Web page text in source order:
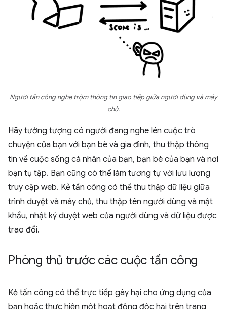
Người tấn công nghe trộm thông tin giao tiếp giữa người dùng và máy
chủ.
Hãy tưởng tượng có người đang nghe lén cuộc trò
chuyện của bạn với bạn bè và gia đình, thu thập thông
tin về cuộc sống cá nhân của bạn, bạn bè của bạn và nơi
bạn tụ tập. Bạn cũng có thể làm tương tự với lưu lượng
truy cập web. Kẻ tấn công có thể thu thập dữ liệu giữa
trình duyệt và máy chủ, thu thập tên người dùng và mật
khẩu, nhật ký duyệt web của người dùng và dữ liệu được
trao đổi.
Phòng thủ trước các cuộc tấn công
Kẻ tấn công có thể trực tiếp gây hại cho ứng dụng của
bạn hoặc thực hiện một hoạt động độc hại trên trang